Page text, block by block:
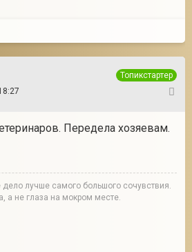
Топикстартер
Передела хозяевам.
лучше самого большого сочувствия.
а не глаза на мокром месте.